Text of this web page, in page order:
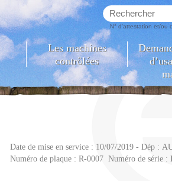
N° d'attestation et/ou
Les machines
contrôlées
Date de mise en service : 10/07/2019 - Dép :
Numéro de plaque : R-0007 Numéro de série :